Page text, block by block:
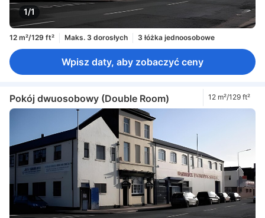
1/1
12 m²/129 ft² Maks. 3 dorosłych 3 łóżka jednoosobowe
Wpisz daty, aby zobaczyć ceny
Pokój dwuosobowy (Double Room) 12 m²/129 ft²